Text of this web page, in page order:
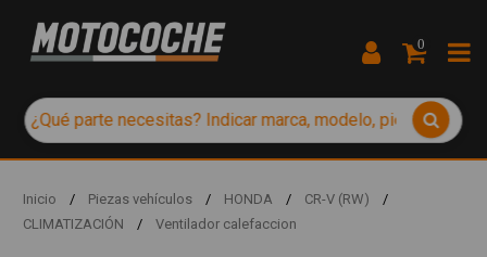
0
Inicio / Piezas vehículos / HONDA / CR-V (RW)
/
CLIMATIZACIÓN
/ Ventilador calefaccion